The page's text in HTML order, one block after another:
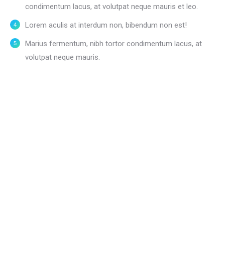
condimentum lacus, at volutpat neque mauris et leo.
Lorem aculis at interdum non, bibendum non est!
Мarius fermentum, nibh tortor condimentum lacus, at
volutpat neque mauris.